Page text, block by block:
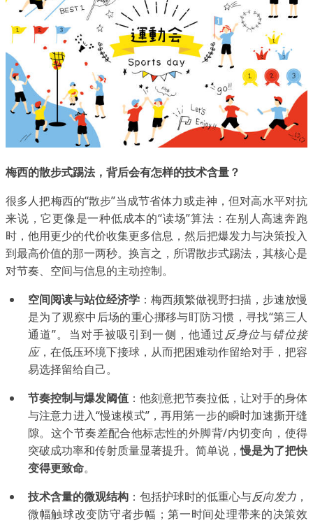
梅西的散步式踢法，背后会有怎样的技术含量？
很多人把梅西的“散步”当成节省体力或走神，但对高水平对抗
来说，它更像是一种低成本的“读场”算法：在别人高速奔跑
时，他用更少的代价收集更多信息，然后把爆发力与决策投入
到最高价值的那一两秒。换言之，所谓散步式踢法，其核心是
对节奏、空间与信息的主动控制。
空间阅读与站位经济学 ：梅西频繁做视野扫描，步速放慢
是为了观察中后场的重心挪移与盯防习惯，寻找“第三人
通道”。当对手被吸引到一侧，他通过反身位与错位接
应，在低压环境下接球，从而把困难动作留给对手，把容
易选择留给自己。
节奏控制与爆发阈值 ：他刻意把节奏拉低，让对手的身体
与注意力进入“慢速模式”，再用第一步的瞬时加速撕开缝
隙。这个节奏差配合他标志性的外脚背/内切变向，使得
突破成功率和传射质量显著提升。简单说，慢是为了把快
变得更致命。
技术含量的微观结构 ：包括护球时的低重心与反向发力 ，
微幅触球改变防守者步幅；第一时间处理带来的决策效